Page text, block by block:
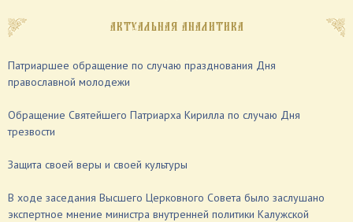
АКТУАЛЬНАЯ АНАЛИТИКА
Патриаршее обращение по случаю празднования Дня
православной молодежи
Обращение Святейшего Патриарха Кирилла по случаю Дня
трезвости
Защита своей веры и своей культуры
В ходе заседания Высшего Церковного Совета было заслушано
экспертное мнение министра внутренней политики Калужской